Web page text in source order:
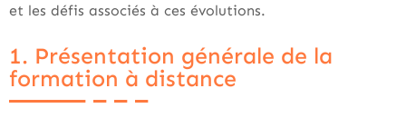
et les défis associés à ces évolutions.
1. Présentation générale de la
formation à distance